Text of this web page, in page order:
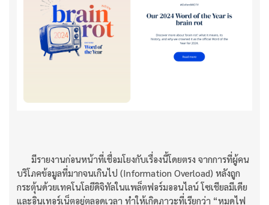
มีรายงานก่อนหน้าที่เชื่อมโยงกับเรื่องนี้โดยตรง จากการที่ผู้คน
บริโภคข้อมูลที่มากจนเกินไป (Information Overload) หลังถูก
กระตุ้นด้วยเทคโนโลยีดิจิทัลในแพล็ตฟอร์มออนไลน์ โซเชียลมีเดีย
และอินเทอร์เน็ตอยู่ตลอดเวลา ทำให้เกิดภาวะที่เรียกว่า “หมดไฟ